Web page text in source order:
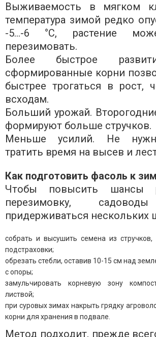
Выживаемость в мягком
температура зимой редко
-5…-6 °C, растение
перезимовать.
Более быстрое
сформированные корни
быстрее трогаться в рост,
всходам.
Больший урожай.
формируют больше стручков.
Меньше усилий. Не
тратить время на высев и
Как подготовить фасоль к
Чтобы повысить шансы
перезимовку,
придерживаться нескольких
собрать и высушить семена из стручков,
подстраховки;
обрезать стебли, оставив 10-15 см над
с опоры;
замульчировать корневую зону
листвой;
при суровых зимах накрыть грядку
корни для хранения в подвале.
Метод подходит, прежде